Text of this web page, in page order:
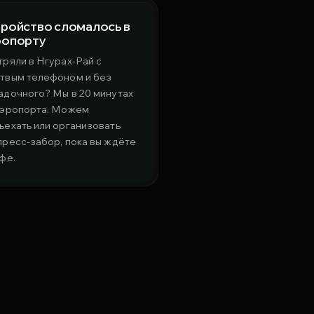
сломалось в
в Нгурах-Рай с
телефоном и без
Мы в 20 минутах
Можем
или организовать
забор, пока вы ждёте